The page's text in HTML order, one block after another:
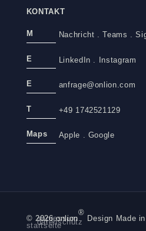
KONTAKT
M Nachricht . Teams .
E LinkedIn Instagram
E anfrage@onlion.com
T +49 1742521129
Maps Apple . Google
© 2026 onlion
®
Design Made
startseite
datenschutz
impressum